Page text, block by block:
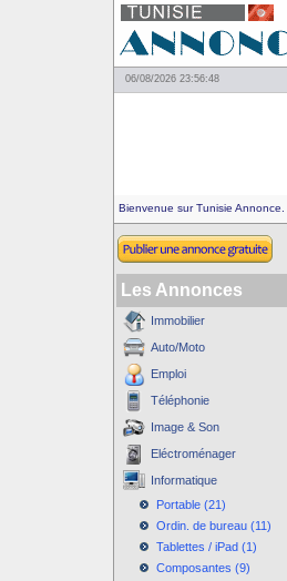
06/08/2026 23:56:48
Bienvenue sur Tunisie Annonce.
Les Annonces
Immobilier
Auto/Moto
Emploi
Téléphonie
Image & Son
Eléctroménager
Informatique
Portable (21)
Ordin. de bureau (11)
Tablettes / iPad (1)
Composantes (9)